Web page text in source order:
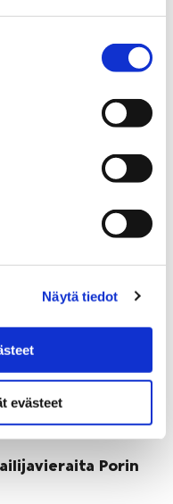
Näytä tiedot
evästeet
nähtävillä
Porin